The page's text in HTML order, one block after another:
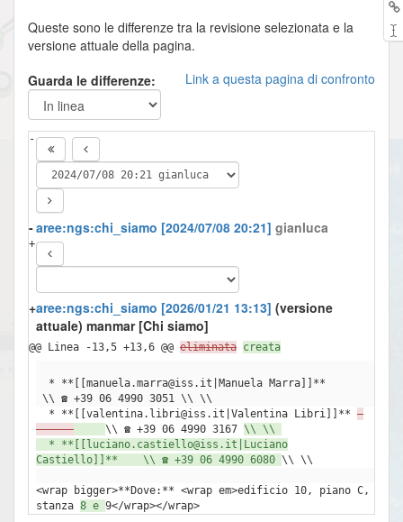
Queste sono le differenze tra la revisione selezionata e la
versione attuale della pagina.
Guarda le differenze:
Link a questa pagina di confronto
-
-aree:ngs:chi_siamo [2024/07/08 20:21] gianluca
+
+aree:ngs:chi_siamo [2026/01/21 13:13] (versione
attuale) manmar [Chi siamo]
@@ Linea -13,5 +13,6 @@ eliminata creata
* **[[manuela.marra@iss.it|Manuela Marra]]** ​
\\ ☎ +39 06 4990 3051 \\ \\
* **[[valentina.libri@iss.it|Valentina Libri]]** ​
​
\\ ☎ +39 06 4990 3167 \\ \\
* **[[luciano.castiello@iss.it|Luciano
Castiello]]** ​ \\ ☎ +39 06 4990 6080 \\ \\
<wrap bigger>​**Dove:​** <wrap em>​edificio 10, piano C,
stanza ​ 8 e 9</​wrap></​wrap>​